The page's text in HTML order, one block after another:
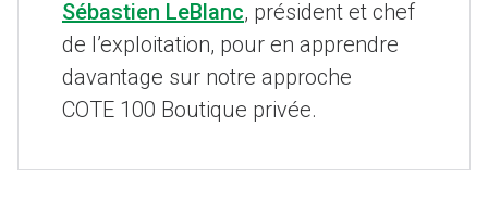
Sébastien LeBlanc, président et chef
de l’exploitation, pour en apprendre
davantage sur notre approche
COTE 100 Boutique privée.